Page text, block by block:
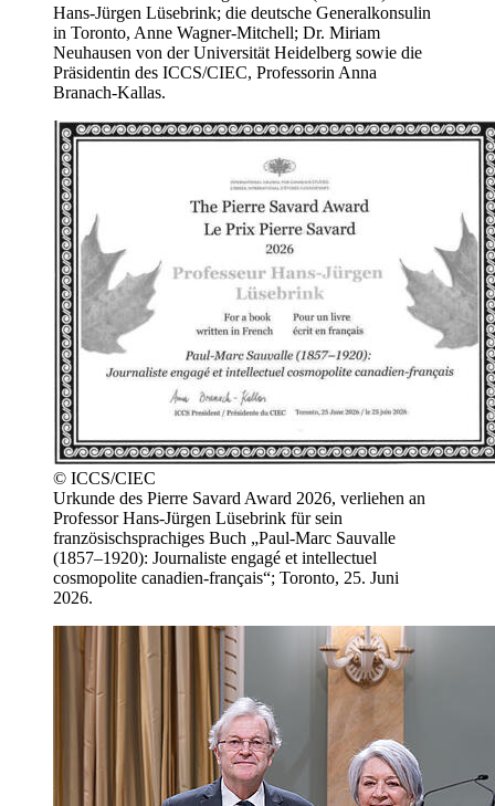
Hans-Jürgen Lüsebrink; die deutsche Generalkonsulin
in Toronto, Anne Wagner-Mitchell; Dr. Miriam
Neuhausen von der Universität Heidelberg sowie die
Präsidentin des ICCS/CIEC, Professorin Anna
Branach-Kallas.
© ICCS/CIEC
Urkunde des Pierre Savard Award 2026, verliehen an
Professor Hans-Jürgen Lüsebrink für sein
französischsprachiges Buch „Paul-Marc Sauvalle
(1857–1920): Journaliste engagé et intellectuel
cosmopolite canadien-français“; Toronto, 25. Juni
2026.